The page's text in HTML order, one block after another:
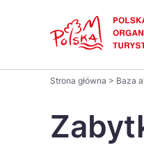
na
stronie
Strona główna > Baza